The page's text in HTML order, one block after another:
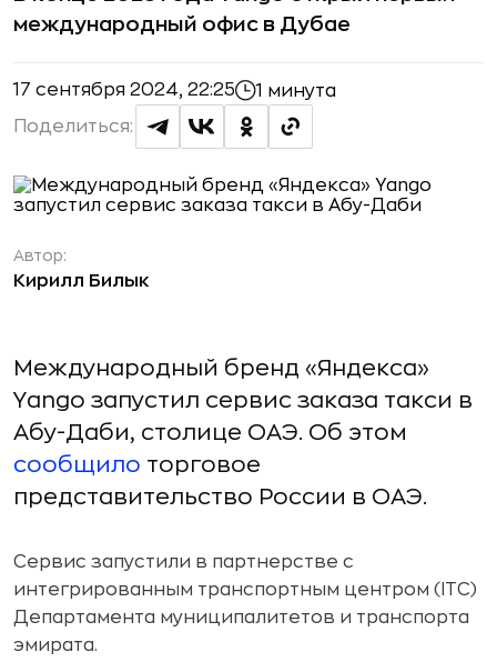
международный офис в Дубае
17 сентября 2024, 22:25 1 минута
Поделиться:
Автор:
Кирилл Билык
Международный бренд «Яндекса»
Yango запустил сервис заказа такси в
Абу-Даби, столице ОАЭ. Об этом
сообщило торговое
представительство России в ОАЭ.
Сервис запустили в партнерстве с
интегрированным транспортным центром (ITC)
Департамента муниципалитетов и транспорта
эмирата.